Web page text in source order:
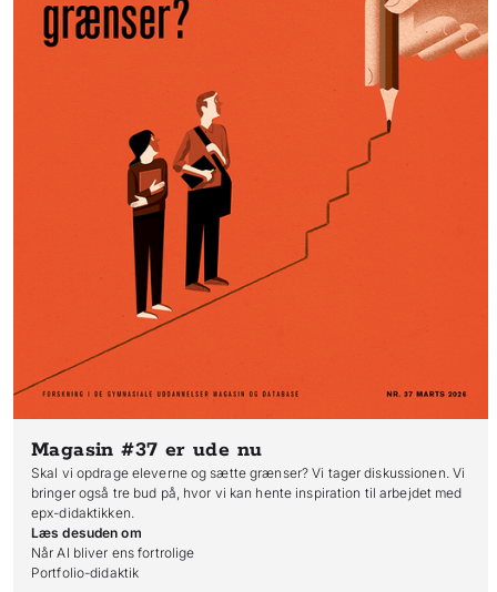
Magasin #37 er ude nu
Skal vi opdrage eleverne og sætte grænser? Vi tager diskussionen. Vi
bringer også tre bud på, hvor vi kan hente inspiration til arbejdet med
epx-didaktikken.
Læs desuden om
Når AI bliver ens fortrolige
Portfolio-didaktik